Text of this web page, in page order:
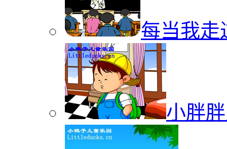
每当我走
小胖